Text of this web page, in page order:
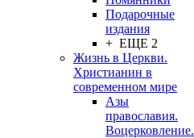
Подарочные
издания
+ ЕЩЕ 2
Жизнь в Церкви.
Христианин в
современном мире
Азы
православия.
Воцерковление.